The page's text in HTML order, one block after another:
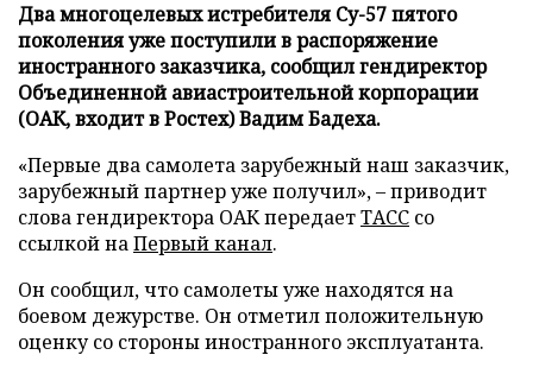
Два многоцелевых истребителя Су-57 пятого
поколения уже поступили в распоряжение
иностранного заказчика, сообщил гендиректор
Объединенной авиастроительной корпорации
(ОАК, входит в Ростех) Вадим Бадеха.
«Первые два самолета зарубежный наш заказчик,
зарубежный партнер уже получил», – приводит
слова гендиректора ОАК передаетТАСС со
ссылкой наПервый канал.
Он сообщил, что самолеты уже находятся на
боевом дежурстве. Он отметил положительную
оценку со стороны иностранного эксплуатанта.